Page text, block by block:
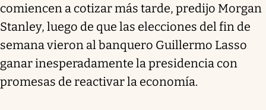
comiencen a cotizar más tarde, predijo Morgan
Stanley, luego de que las elecciones del fin de
semana vieron al banquero Guillermo Lasso
ganar inesperadamente la presidencia con
promesas de reactivar la economía.